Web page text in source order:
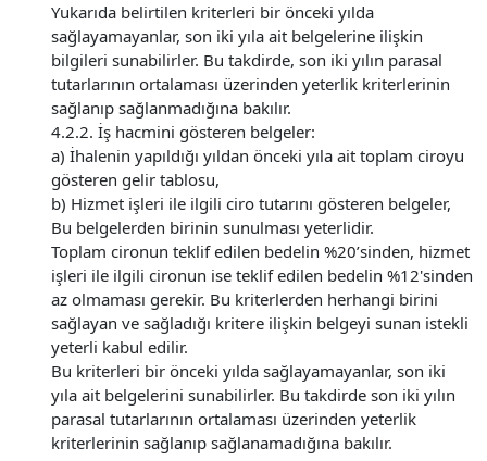
Yukarıda belirtilen kriterleri bir önceki yılda
sağlayamayanlar, son iki yıla ait belgelerine ilişkin
bilgileri sunabilirler. Bu takdirde, son iki yılın parasal
tutarlarının ortalaması üzerinden yeterlik kriterlerinin
sağlanıp sağlanmadığına bakılır.
4.2.2. İş hacmini gösteren belgeler:
a) İhalenin yapıldığı yıldan önceki yıla ait toplam ciroyu
gösteren gelir tablosu,
b) Hizmet işleri ile ilgili ciro tutarını gösteren belgeler,
Bu belgelerden birinin sunulması yeterlidir.
Toplam cironun teklif edilen bedelin %20’sinden, hizmet
işleri ile ilgili cironun ise teklif edilen bedelin %12'sinden
az olmaması gerekir. Bu kriterlerden herhangi birini
sağlayan ve sağladığı kritere ilişkin belgeyi sunan istekli
yeterli kabul edilir.
Bu kriterleri bir önceki yılda sağlayamayanlar, son iki
yıla ait belgelerini sunabilirler. Bu takdirde son iki yılın
parasal tutarlarının ortalaması üzerinden yeterlik
kriterlerinin sağlanıp sağlanamadığına bakılır.